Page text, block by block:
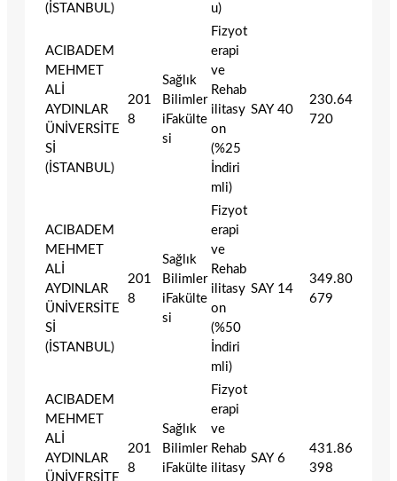
(İSTANBUL)
u)
ACIBADEM
MEHMET
ALİ
AYDINLAR
ÜNİVERSİTE
Sİ
(İSTANBUL)
201
8
Sağlık
Bilimler
iFakülte
si
Fizyot
erapi
ve
Rehab
ilitasy
on
(%25
İndiri
mli)
SAY 40
230.64
720
ACIBADEM
MEHMET
ALİ
AYDINLAR
ÜNİVERSİTE
Sİ
(İSTANBUL)
201
8
Sağlık
Bilimler
iFakülte
si
Fizyot
erapi
ve
Rehab
ilitasy
on
(%50
İndiri
mli)
SAY 14
349.80
679
ACIBADEM
MEHMET
ALİ
AYDINLAR
ÜNİVERSİTE
201
8
Sağlık
Bilimler
iFakülte
Fizyot
erapi
ve
Rehab
ilitasy
SAY 6
431.86
398